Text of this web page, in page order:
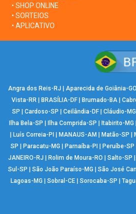
• SHOP ONLINE
• SORTEIOS
• APLICATIVO
Angra dos Reis-RJ | Aparecida de Goiânia-GO
Vista-RR | BRASÍLIA-DF| Brumado-BA|
SP | Cardoso-SP | Ceilândia-DF | Cláudio-MG
Ilha Bela-SP | Ilha Comprida-SP | Itabirito-MG |
| Luís Correia-PI | MANAUS-AM | Matão-SP |
SP | Paracatu-MG | Parnaíba-PI | Peruíbe-SP
JANEIRO-RJ | Rolim de Moura-RO | Salto-SP |
Sul-SP | São João Paraíso-MG | São José
Lagoas-MG | Sobral-CE| Sorocaba-SP |